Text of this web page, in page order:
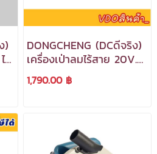
)
ร้
DONGCHENG (DCดีจริง)
เครื่องเป่าลมไร้สาย 20V.
รุ่น DCQF32 (TYPE Z)
*** เครื่องเปล่า ***
1,790.00 ฿